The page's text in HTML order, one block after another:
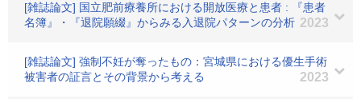
[雑誌論文] 国立肥前療養所における開放医療と患者 : 『患者
名簿』・『退院願綴』からみる入退院パターンの分析 2023
[雑誌論文] 強制不妊が奪ったもの：宮城県における優生手術
被害者の証言とその背景から考える
2023